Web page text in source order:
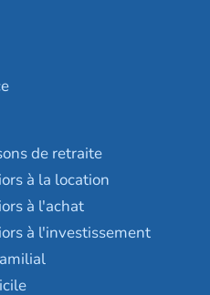
de retraite
à la location
à l'achat
à l'investissement